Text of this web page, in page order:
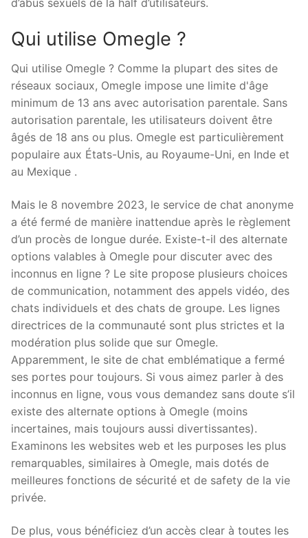
d’abus sexuels de la half d’utilisateurs.
Qui utilise Omegle ?
Qui utilise Omegle ? Comme la plupart des sites de
réseaux sociaux, Omegle impose une limite d'âge
minimum de 13 ans avec autorisation parentale. Sans
autorisation parentale, les utilisateurs doivent être
âgés de 18 ans ou plus. Omegle est particulièrement
populaire aux États-Unis, au Royaume-Uni, en Inde et
au Mexique .
Mais le 8 novembre 2023, le service de chat anonyme
a été fermé de manière inattendue après le règlement
d’un procès de longue durée. Existe-t-il des alternate
options valables à Omegle pour discuter avec des
inconnus en ligne ? Le site propose plusieurs choices
de communication, notamment des appels vidéo, des
chats individuels et des chats de groupe. Les lignes
directrices de la communauté sont plus strictes et la
modération plus solide que sur Omegle.
Apparemment, le site de chat emblématique a fermé
ses portes pour toujours. Si vous aimez parler à des
inconnus en ligne, vous vous demandez sans doute s’il
existe des alternate options à Omegle (moins
incertaines, mais toujours aussi divertissantes).
Examinons les websites web et les purposes les plus
remarquables, similaires à Omegle, mais dotés de
meilleures fonctions de sécurité et de safety de la vie
privée.
De plus, vous bénéficiez d’un accès clear à toutes les